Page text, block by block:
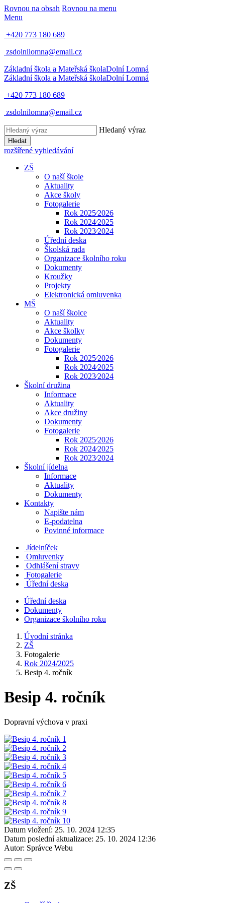
Rovnou na obsah Rovnou na menu
Menu
+420 773 180 689
zsdolnilomna@email.cz
Základní škola a Mateřská školaDolní Lomná
Základní škola a Mateřská školaDolní Lomná
+420 773 180 689
zsdolnilomna@email.cz
Hledaný výraz
Hledat
rozšířené vyhledávání
ZŠ
O naší škole
Aktuality
Akce školy
Fotogalerie
Rok 2025⁄2026
Rok 2024⁄2025
Rok 2023⁄2024
Úřední deska
Školská rada
Organizace školního roku
Dokumenty
Kroužky
Projekty
Elektronická omluvenka
MŠ
O naší školce
Aktuality
Akce školky
Dokumenty
Fotogalerie
Rok 2025⁄2026
Rok 2024⁄2025
Rok 2023⁄2024
Školní družina
Informace
Aktuality
Akce družiny
Dokumenty
Fotogalerie
Rok 2025⁄2026
Rok 2024⁄2025
Rok 2023⁄2024
Školní jídelna
Informace
Aktuality
Dokumenty
Kontakty
Napište nám
E-podatelna
Povinné informace
Jídelníček
Omluvenky
Odhlášení stravy
Fotogalerie
Úřední deska
Úřední deska
Dokumenty
Organizace školního roku
Úvodní stránka
ZŠ
Fotogalerie
Rok 2024/2025
Besip 4. ročník
Besip 4. ročník
Dopravní výchova v praxi
Datum vložení: 25. 10. 2024 12:35
Datum poslední aktualizace: 25. 10. 2024 12:36
Autor: Správce Webu
ZŠ